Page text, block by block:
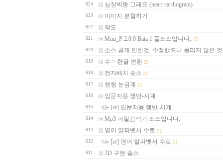
624 심장박동 그래프 (heart cardiogram)
623 이미지 분할하기
622 작도
621 Mini_P 2.0.0 Bata 1 풀소스입니다.. [3]
620 소스 공개 안한것, 수정했으나 올리지 않은 것
619 수 > 한글 변환 [2]
618 전자배치 솟스 [1]
617 원형 눈금계 [2]
616 입문자용 쟁반-시계
615 [re] 입문자용 쟁반-시계
614 Mp3 파일검색기 소스입니다.
613 영어 알파벳서 수로 [1]
612 [re] 영어 알파벳서 수로 [1]
611 3D 구현 솔스